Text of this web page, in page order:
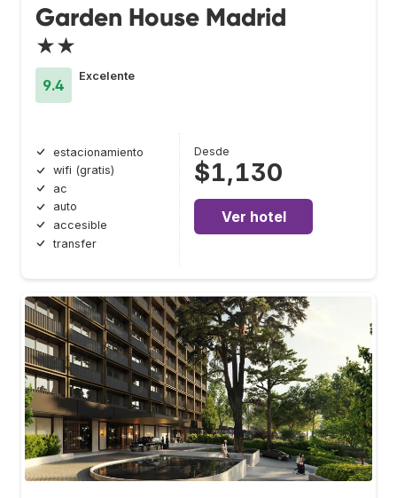
Garden House Madrid
★★
9.4
Excelente
estacionamiento
wifi (gratis)
ac
auto
accesible
transfer
Desde
$1,130
Ver hotel